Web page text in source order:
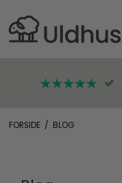
FORSIDE / BLOG